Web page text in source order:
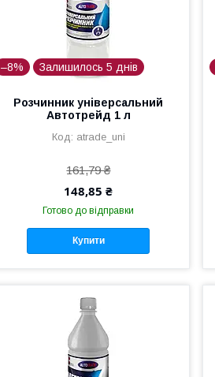
–8% Залишилось 5 днів
Розчинник універсальний
Автотрейд 1 л
atrade_uni
161,79 ₴
148,85 ₴
Готово до відправки
Купити